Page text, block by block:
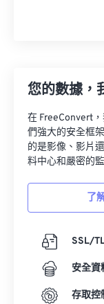
您的數據，
在 FreeConvert
們強大的安全框
的是影像、影片
料中心和嚴密的
了
SSL/
安全資
存取控